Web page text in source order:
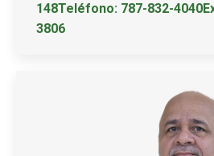
148Teléfono: 787-832-
3806